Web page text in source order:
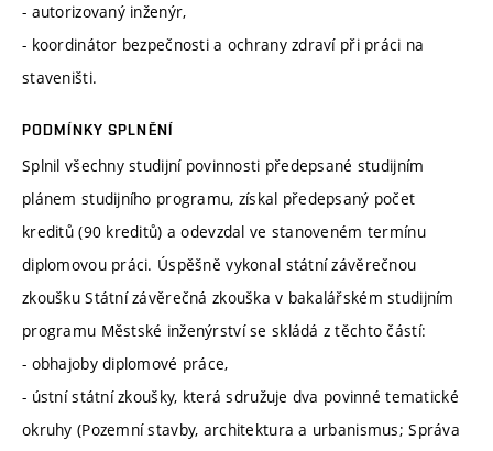
- autorizovaný inženýr,
- koordinátor bezpečnosti a ochrany zdraví při práci na
staveništi.
PODMÍNKY SPLNĚNÍ
Splnil všechny studijní povinnosti předepsané studijním
plánem studijního programu, získal předepsaný počet
kreditů (90 kreditů) a odevzdal ve stanoveném termínu
diplomovou práci. Úspěšně vykonal státní závěrečnou
zkoušku Státní závěrečná zkouška v bakalářském studijním
programu Městské inženýrství se skládá z těchto částí:
- obhajoby diplomové práce,
- ústní státní zkoušky, která sdružuje dva povinné tematické
okruhy (Pozemní stavby, architektura a urbanismus; Správa